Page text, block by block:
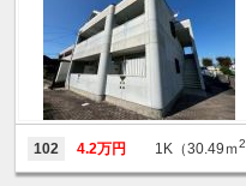
102 4.2万円 1K（30.49ｍ2